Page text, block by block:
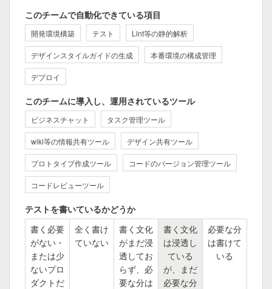
このチームで自動化できている項目
開発環境構築 テスト Lint等の静的解析
デザインスタイルガイドの生成 本番環境の構成管理
デプロイ
このチームに導入し、運用されているツール
ビジネスチャット タスク管理ツール
wiki等の情報共有ツール デザイン共有ツール
プロトタイプ作成ツール コードのバージョン管理ツール
コードレビューツール
テストを書いているかどうか
書く必要
がない・
または少
ないプロ
ダクトだ
全く書け
ていない
書く文化
がまだ浸
透してお
らず、必
要な分は
書く文化
は浸透し
ている
が、まだ
必要な分
必要な分
は書けて
いる